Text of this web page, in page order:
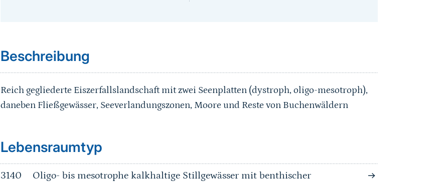
Beschreibung
Reich gegliederte Eiszerfallslandschaft mit zwei Seenplatten (dystroph, oligo-mesotroph),
daneben Fließgewässer, Seeverlandungszonen, Moore und Reste von Buchenwäldern
Sprungmarke
Lebensraumtyp
3140
Oligo- bis mesotrophe kalkhaltige Stillgewässer mit benthischer